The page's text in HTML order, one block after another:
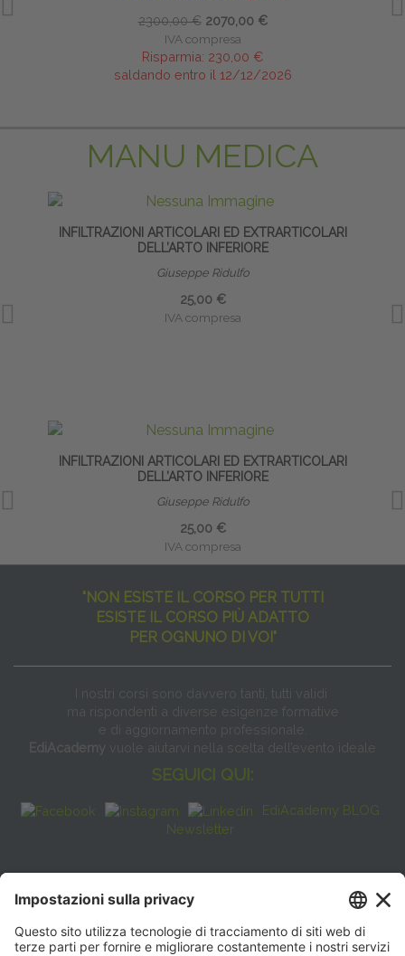
2300,00 € 2070,00 €
IVA compresa
Risparmia: 230,00 €
saldando entro il 12/12/2026
MANU MEDICA
INFILTRAZIONI ARTICOLARI ED EXTRARTICOLARI
DELL’ARTO INFERIORE
Giuseppe Ridulfo
25,00 €
IVA compresa
INFILTRAZIONI ARTICOLARI ED EXTRARTICOLARI
DELL’ARTO INFERIORE
Giuseppe Ridulfo
25,00 €
IVA compresa
"NON ESISTE IL CORSO PER TUTTI
ESISTE IL CORSO PIÙ ADATTO
PER OGNUNO DI VOI"
I nostri corsi sono davvero tanti, tutti validi
ma rispondenti a diverse esigenze formative
e di aggiornamento professionale.
EdiAcademy vuole aiutarvi nella scelta dell’evento ideale
SEGUICI QUI:
EdiAcademy BLOG
Newsletter
FAQ
CONTATTI